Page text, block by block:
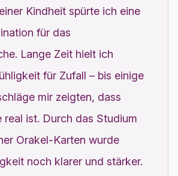
Kindheit spürte ich eine
für das
Lange Zeit hielt ich
für Zufall – bis einige
mir zeigten, dass
real ist. Durch das Studium
Orakel-Karten wurde
noch klarer und stärker.